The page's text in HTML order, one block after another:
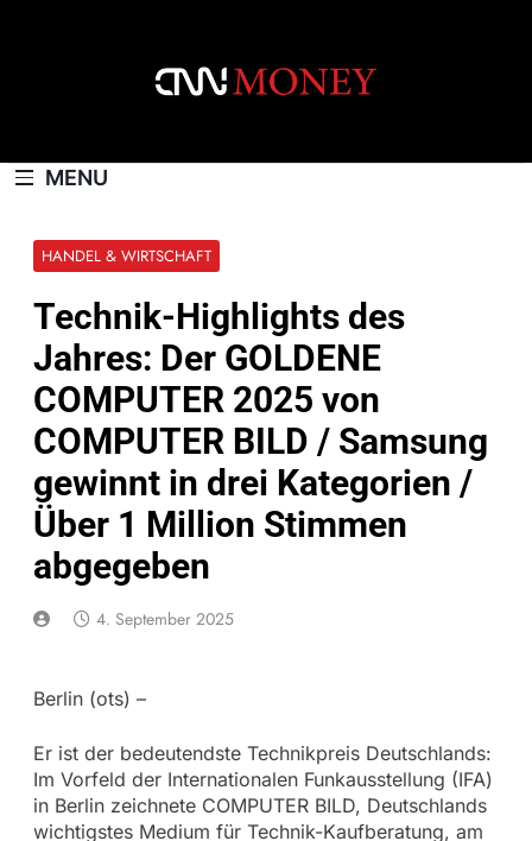
MENU
HANDEL & WIRTSCHAFT
Technik-Highlights des
Jahres: Der GOLDENE
COMPUTER 2025 von
COMPUTER BILD / Samsung
gewinnt in drei Kategorien /
Über 1 Million Stimmen
abgegeben
4. September 2025
Berlin (ots) –
Er ist der bedeutendste Technikpreis Deutschlands:
Im Vorfeld der Internationalen Funkausstellung (IFA)
in Berlin zeichnete COMPUTER BILD, Deutschlands
wichtigstes Medium für Technik-Kaufberatung, am